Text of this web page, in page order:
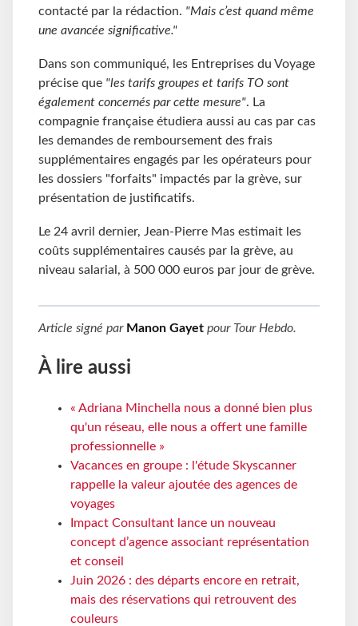
contacté par la rédaction. "Mais c’est quand même
une avancée significative."
Dans son communiqué, les Entreprises du Voyage
précise que "les tarifs groupes et tarifs TO sont
également concernés par cette mesure". La
compagnie française étudiera aussi au cas par cas
les demandes de remboursement des frais
supplémentaires engagés par les opérateurs pour
les dossiers "forfaits" impactés par la grève, sur
présentation de justificatifs.
Le 24 avril dernier, Jean-Pierre Mas estimait les
coûts supplémentaires causés par la grève, au
niveau salarial, à 500 000 euros par jour de grève.
Article signé par Manon Gayet pour Tour Hebdo.
À lire aussi
« Adriana Minchella nous a donné bien plus
qu'un réseau, elle nous a offert une famille
professionnelle »
Vacances en groupe : l'étude Skyscanner
rappelle la valeur ajoutée des agences de
voyages
Impact Consultant lance un nouveau
concept d’agence associant représentation
et conseil
Juin 2026 : des départs encore en retrait,
mais des réservations qui retrouvent des
couleurs